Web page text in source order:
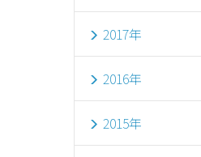
2017年
2016年
2015年